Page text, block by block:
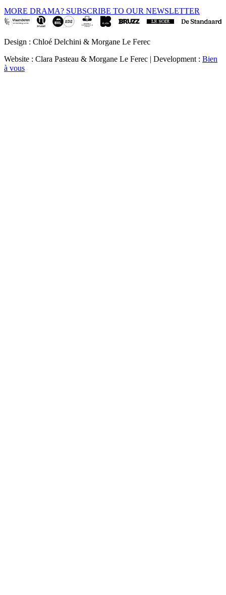
MORE DRAMA? SUBSCRIBE TO OUR NEWSLETTER
Design : Chloé Delchini & Morgane Le Ferec
Website : Clara Pasteau & Morgane Le Ferec | Development : Bien
à vous